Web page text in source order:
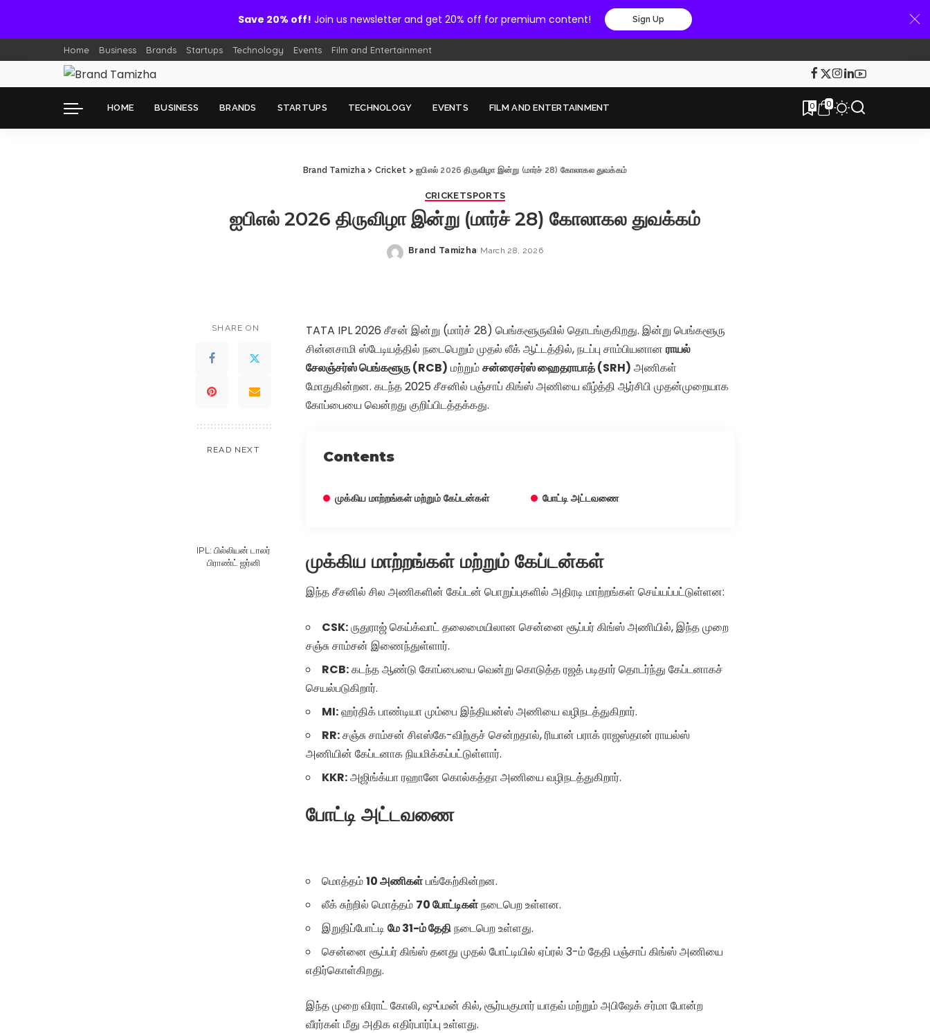
Save 20% off! Join us newsletter and get 20% off for premium content! Sign Up
Home Business Brands Startups Technology Events Film and Entertainment
HOME BUSINESS BRANDS STARTUPS TECHNOLOGY EVENTS FILM AND ENTERTAINMENT 0 0
Brand Tamizha> Cricket >ஐபிஎல் 2026 திருவிழா இன்று (மார்ச் 28) கோலாகல துவக்கம்
CRICKETSPORTS
ஐபிஎல் 2026 திருவிழா இன்று (மார்ச் 28) கோலாகல துவக்கம்
Posted
Brand Tamizha March 28, 2026
SHARE ON
READ NEXT
IPL: பில்லியன் டாலர்
பிராண்ட் ஜர்னி
TATA IPL 2026 சீசன் இன்று (மார்ச் 28) பெங்களூருவில் தொடங்குகிறது. இன்று பெங்களூரு
சின்னசாமி ஸ்டேடியத்தில் நடைபெறும் முதல் லீக் ஆட்டத்தில், நடப்பு சாம்பியனான ராயல்
சேலஞ்சர்ஸ் பெங்களூரு (RCB) மற்றும்சன்ரைசர்ஸ் ஹைதராபாத் (SRH) அணிகள்
மோதுகின்றன. கடந்த 2025 சீசனில் பஞ்சாப் கிங்ஸ் அணியை வீழ்த்தி ஆர்சிபி முதன்முறையாக
கோப்பையை வென்றது குறிப்பிடத்தக்கது.
Contents
முக்கிய மாற்றங்கள் மற்றும் கேப்டன்கள் போட்டி அட்டவணை
முக்கிய மாற்றங்கள் மற்றும் கேப்டன்கள்
இந்த சீசனில் சில அணிகளின் கேப்டன் பொறுப்புகளில் அதிரடி மாற்றங்கள் செய்யப்பட்டுள்ளன:
CSK:ருதுராஜ் கெய்க்வாட் தலைமையிலான சென்னை சூப்பர் கிங்ஸ் அணியில், இந்த முறை
சஞ்சு சாம்சன் இணைந்துள்ளார்.
RCB:கடந்த ஆண்டு கோப்பையை வென்று கொடுத்த ரஜத் படிதார் தொடர்ந்து கேப்டனாகச்
செயல்படுகிறார்.
MI:ஹர்திக் பாண்டியா மும்பை இந்தியன்ஸ் அணியை வழிநடத்துகிறார்.
RR:சஞ்சு சாம்சன் சிஎஸ்கே-விற்குச் சென்றதால், ரியான் பராக் ராஜஸ்தான் ராயல்ஸ்
அணியின் கேப்டனாக நியமிக்கப்பட்டுள்ளார்.
KKR:அஜிங்க்யா ரஹானே கொல்கத்தா அணியை வழிநடத்துகிறார்.
போட்டி அட்டவணை
மொத்தம்10 அணிகள்பங்கேற்கின்றன.
லீக் சுற்றில் மொத்தம் 70 போட்டிகள்நடைபெற உள்ளன.
இறுதிப்போட்டி மே 31-ம் தேதிநடைபெற உள்ளது.
சென்னை சூப்பர் கிங்ஸ் தனது முதல் போட்டியில் ஏப்ரல் 3-ம் தேதி பஞ்சாப் கிங்ஸ் அணியை
எதிர்கொள்கிறது.
இந்த முறை விராட் கோலி, ஷுப்மன் கில், சூர்யகுமார் யாதவ் மற்றும் அபிஷேக் சர்மா போன்ற
வீரர்கள் மீது அதிக எதிர்பார்ப்பு உள்ளது.